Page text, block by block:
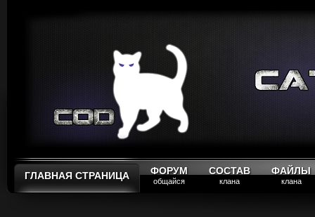
ГЛАВНАЯ СТРАНИЦА ФОРУМ
общайся
СОСТАВ
клана
ФАЙЛЫ
клана